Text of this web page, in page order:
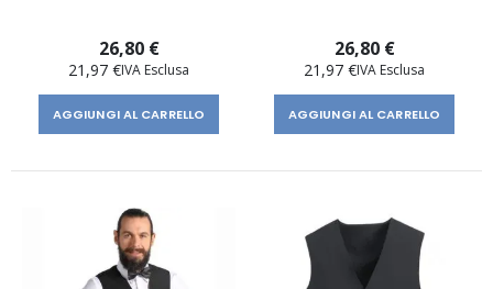
26,80 €
21,97 €
AGGIUNGI AL CARRELLO
26,80 €
21,97 €
AGGIUNGI AL CARRELLO